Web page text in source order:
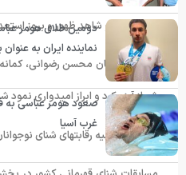
معرفی کند و شاهد ظهور و بروز
پیش از سخنان محسن رضوانی،
شیراز آرزو کرد و ابراز امیدواری
مراسم افتتاحیه رقابتهای شنای
دومین طلای هومر
نماینده ایران به
غرب آسیا